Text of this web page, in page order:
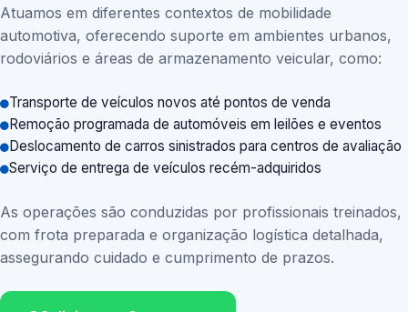
Atuamos em diferentes contextos de mobilidade
automotiva, oferecendo suporte em ambientes urbanos,
rodoviários e áreas de armazenamento veicular, como:
Transporte de veículos novos até pontos de venda
Remoção programada de automóveis em leilões e eventos
Deslocamento de carros sinistrados para centros de avaliação
Serviço de entrega de veículos recém-adquiridos
As operações são conduzidas por profissionais treinados,
com frota preparada e organização logística detalhada,
assegurando cuidado e cumprimento de prazos.